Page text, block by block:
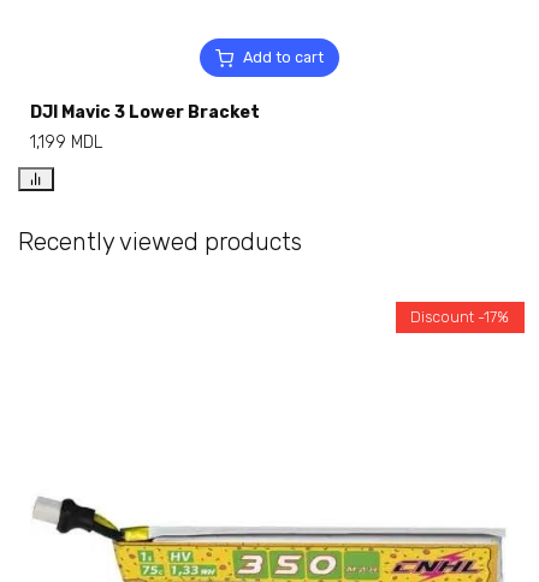
Add to cart
DJI Mavic 3 Lower Bracket
1,199 MDL
Recently viewed products
Discount -17%